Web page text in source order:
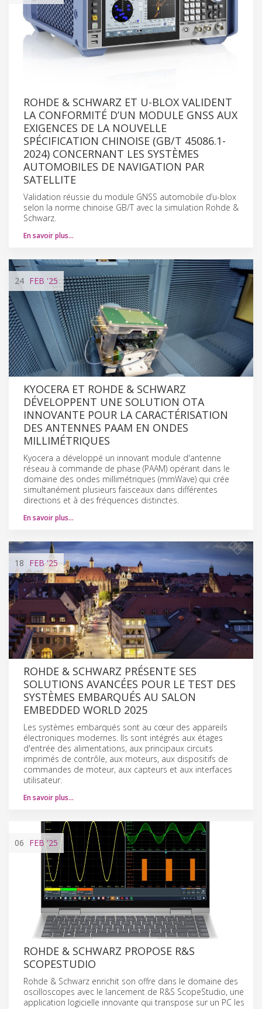
ROHDE & SCHWARZ ET U-BLOX VALIDENT
LA CONFORMITÉ D’UN MODULE GNSS AUX
EXIGENCES DE LA NOUVELLE
SPÉCIFICATION CHINOISE (GB/T 45086.1-
2024) CONCERNANT LES SYSTÈMES
AUTOMOBILES DE NAVIGATION PAR
SATELLITE
Validation réussie du module GNSS automobile d’u-blox
selon la norme chinoise GB/T avec la simulation Rohde &
Schwarz.
En savoir plus…
24 FEB '25
KYOCERA ET ROHDE & SCHWARZ
DÉVELOPPENT UNE SOLUTION OTA
INNOVANTE POUR LA CARACTÉRISATION
DES ANTENNES PAAM EN ONDES
MILLIMÉTRIQUES
Kyocera a développé un innovant module d'antenne
réseau à commande de phase (PAAM) opérant dans le
domaine des ondes millimétriques (mmWave) qui crée
simultanément plusieurs faisceaux dans différentes
directions et à des fréquences distinctes.
En savoir plus…
18 FEB'25
ROHDE & SCHWARZ PRÉSENTE SES
SOLUTIONS AVANCÉES POUR LE TEST DES
SYSTÈMES EMBARQUÉS AU SALON
EMBEDDED WORLD 2025
Les systèmes embarqués sont au cœur des appareils
électroniques modernes. Ils sont intégrés aux étages
d'entrée des alimentations, aux principaux circuits
imprimés de contrôle, aux moteurs, aux dispositifs de
commandes de moteur, aux capteurs et aux interfaces
utilisateur.
En savoir plus…
06 FEB'25
ROHDE & SCHWARZ PROPOSE R&S
SCOPESTUDIO
Rohde & Schwarz enrichit son offre dans le domaine des
oscilloscopes avec le lancement de R&S ScopeStudio, une
application logicielle innovante qui transpose sur un PC les